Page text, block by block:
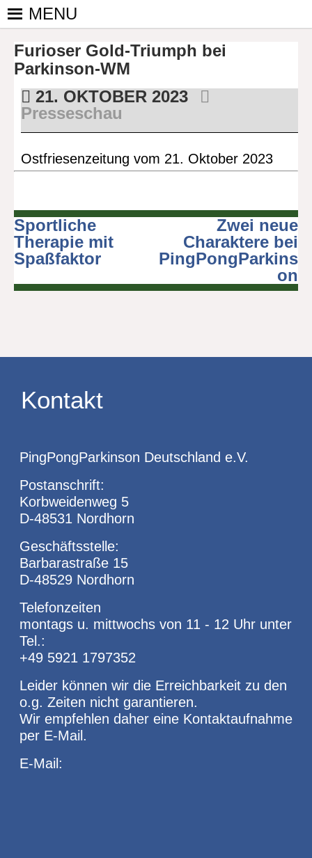
Skip
PINGPONGPARKINSON
DEUTSCHLAND E. V.
ist der
bundesweite
Zusammenschluss
kooperierenden
Vereinen und
Einzelpersonen,
der sich – mit dem
Mittel Tischtennis
Personen mit
Parkinson und
deren Angehörige
kümmert.
MENU
Furioser Gold-Triumph bei
Parkinson-WM
21. OKTOBER 2023
Presseschau
Ostfriesenzeitung vom 21. Oktober 2023
Beitragsnavigation
Sportliche
Therapie mit
Spaßfaktor
Zwei neue
Charaktere bei
PingPongParkins
on
Kontakt
PingPongParkinson Deutschland e.V.
Postanschrift:
Korbweidenweg 5
D-48531 Nordhorn
Geschäftsstelle:
Barbarastraße 15
D-48529 Nordhorn
Telefonzeiten
montags u. mittwochs von 11 - 12 Uhr unter
Tel.:
+49 5921 1797352
Leider können wir die Erreichbarkeit zu den
o.g. Zeiten nicht garantieren.
Wir empfehlen daher eine Kontaktaufnahme
per E-Mail.
E-Mail: